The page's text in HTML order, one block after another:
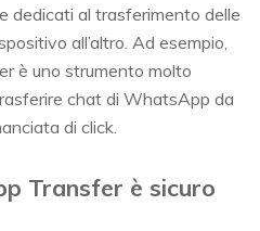
dedicati al trasferimento delle
all’altro. Ad esempio,
è uno strumento molto
chat di WhatsApp da
di click.
Transfer è sicuro